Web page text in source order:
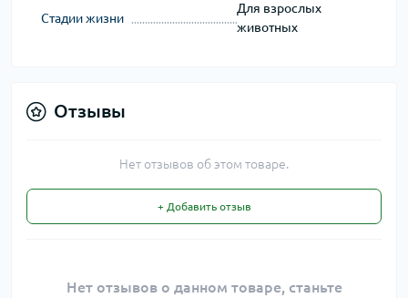
Стадии жизни
Для взрослых
животных
Отзывы
Нет отзывов об этом товаре.
+ Добавить отзыв
Нет отзывов о данном товаре, станьте